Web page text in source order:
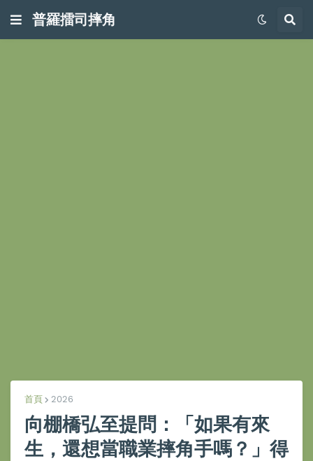
普羅擂司摔角
首頁 2026
向棚橋弘至提問：「如果有來
生，還想當職業摔角手嗎？」得